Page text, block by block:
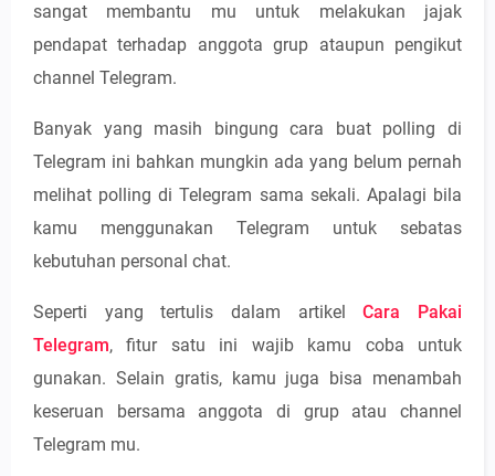
sangat membantu mu untuk melakukan jajak
pendapat terhadap anggota grup ataupun pengikut
channel Telegram.
Banyak yang masih bingung cara buat polling di
Telegram ini bahkan mungkin ada yang belum pernah
melihat polling di Telegram sama sekali. Apalagi bila
kamu menggunakan Telegram untuk sebatas
kebutuhan personal chat.
Seperti yang tertulis dalam artikelCara Pakai
Telegram, fitur satu ini wajib kamu coba untuk
gunakan. Selain gratis, kamu juga bisa menambah
keseruan bersama anggota di grup atau channel
Telegram mu.